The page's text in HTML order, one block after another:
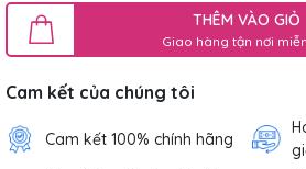
THÊM VÀO GIỎ
Giao hàng tận nơi
Cam kết của chúng tôi
Cam kết 100% chính hãng